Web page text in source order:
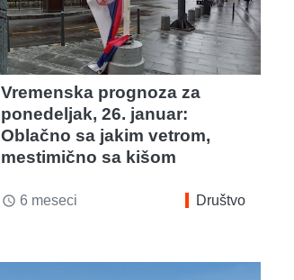
Vremenska prognoza za
ponedeljak, 26. januar:
Oblačno sa jakim vetrom,
mestimično sa kišom
access_time 6 meseci Društvo